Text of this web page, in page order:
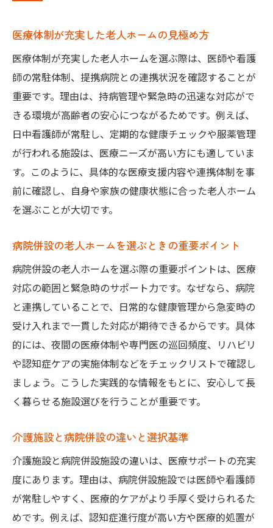
医療体制が充実した老人ホームの見極め方
医療体制が充実した老人ホームを選ぶ際は、医師や看護
師の常駐体制、提携病院との連携状況を確認することが
重要です。理由は、持病管理や緊急時の迅速な対応がで
きる環境が高齢者の安心につながるためです。例えば、
日中看護師が常駐し、定期的な健康チェックや服薬管理
が行われる施設は、医療ニーズが高い方にも適していま
す。このように、具体的な医療支援内容や連携体制を事
前に確認し、自身や家族の健康状態に合った老人ホーム
を選ぶことが大切です。
病院併設の老人ホームを選ぶときの重要ポイント
病院併設の老人ホームを選ぶ際の重要ポイントは、医療
対応の範囲と緊急時のサポート力です。なぜなら、病院
と連携していることで、日常的な健康管理から急変時の
受け入れまで一貫した対応が期待できるからです。具体
的には、夜間の医療体制や専門医の巡回頻度、リハビリ
や認知症ケアの実施体制などをチェックリストで確認し
ましょう。こうした実践的な情報をもとに、安心して長
く暮らせる施設選びを行うことが重要です。
介護施設と病院併設の違いと選択基準
介護施設と病院併設施設の違いは、医療サポートの充実
度にあります。理由は、病院併設施設では医師や看護師
が常駐しやすく、医療的ケアがより手厚く受けられるた
めです。例えば、認知症進行度が高い方や医療的処置が